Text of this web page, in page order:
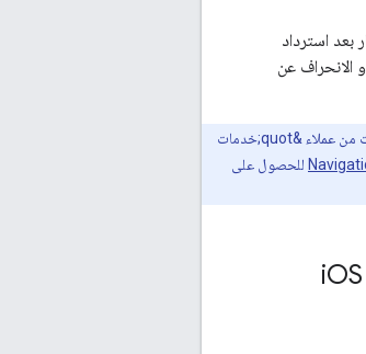
استرداد
الانحراف عن
تعتمد الفوترة والأسعار الخاصة بحزمة Navigation SDK على اتفاقية الخدمة التي أبرمتها مع &quot;منصة خرائط Google&quot;. إذا كنت من عملاء &quot;خدمات
للحصول على
OS